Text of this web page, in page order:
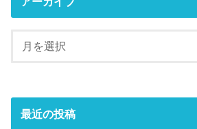
最近の投稿